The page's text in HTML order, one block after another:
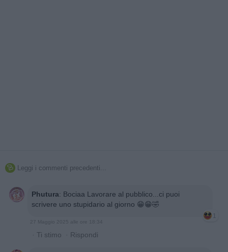
 Leggi i commenti precedenti...
Phutura: Bociaa Lavorare al pubblico...ci puoi
scrivere uno stupidario al giorno 😁😁🤣
1
27 Maggio 2025 alle ore 18:34
· Ti stimo · Rispondi